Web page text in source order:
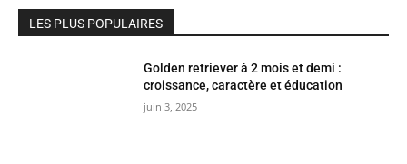
LES PLUS POPULAIRES
Golden retriever à 2 mois et demi :
croissance, caractère et éducation
juin 3, 2025